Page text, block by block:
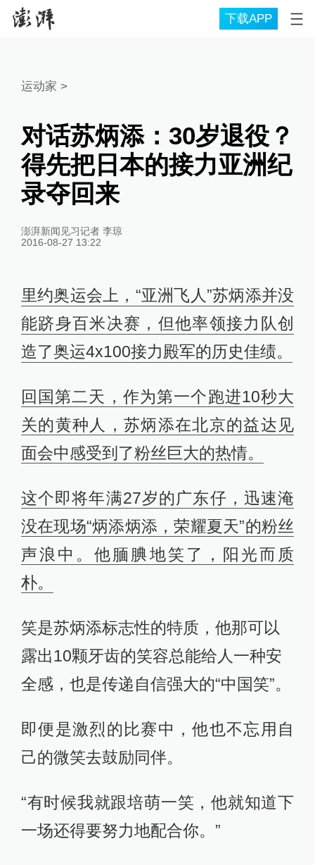
下载APP
运动家 >
对话苏炳添：30岁退役？
得先把日本的接力亚洲纪
录夺回来
澎湃新闻见习记者 李琼
2016-08-27 13:22
里约奥运会上，“亚洲飞人”苏炳添并没
能跻身百米决赛，但他率领接力队创
造了奥运4x100接力殿军的历史佳绩。
回国第二天，作为第一个跑进10秒大
关的黄种人，苏炳添在北京的益达见
面会中感受到了粉丝巨大的热情。
这个即将年满27岁的广东仔，迅速淹
没在现场“炳添炳添，荣耀夏天”的粉丝
声浪中。他腼腆地笑了，阳光而质
朴。
笑是苏炳添标志性的特质，他那可以
露出10颗牙齿的笑容总能给人一种安
全感，也是传递自信强大的“中国笑”。
即便是激烈的比赛中，他也不忘用自
己的微笑去鼓励同伴。
“有时候我就跟培萌一笑，他就知道下
一场还得要努力地配合你。”